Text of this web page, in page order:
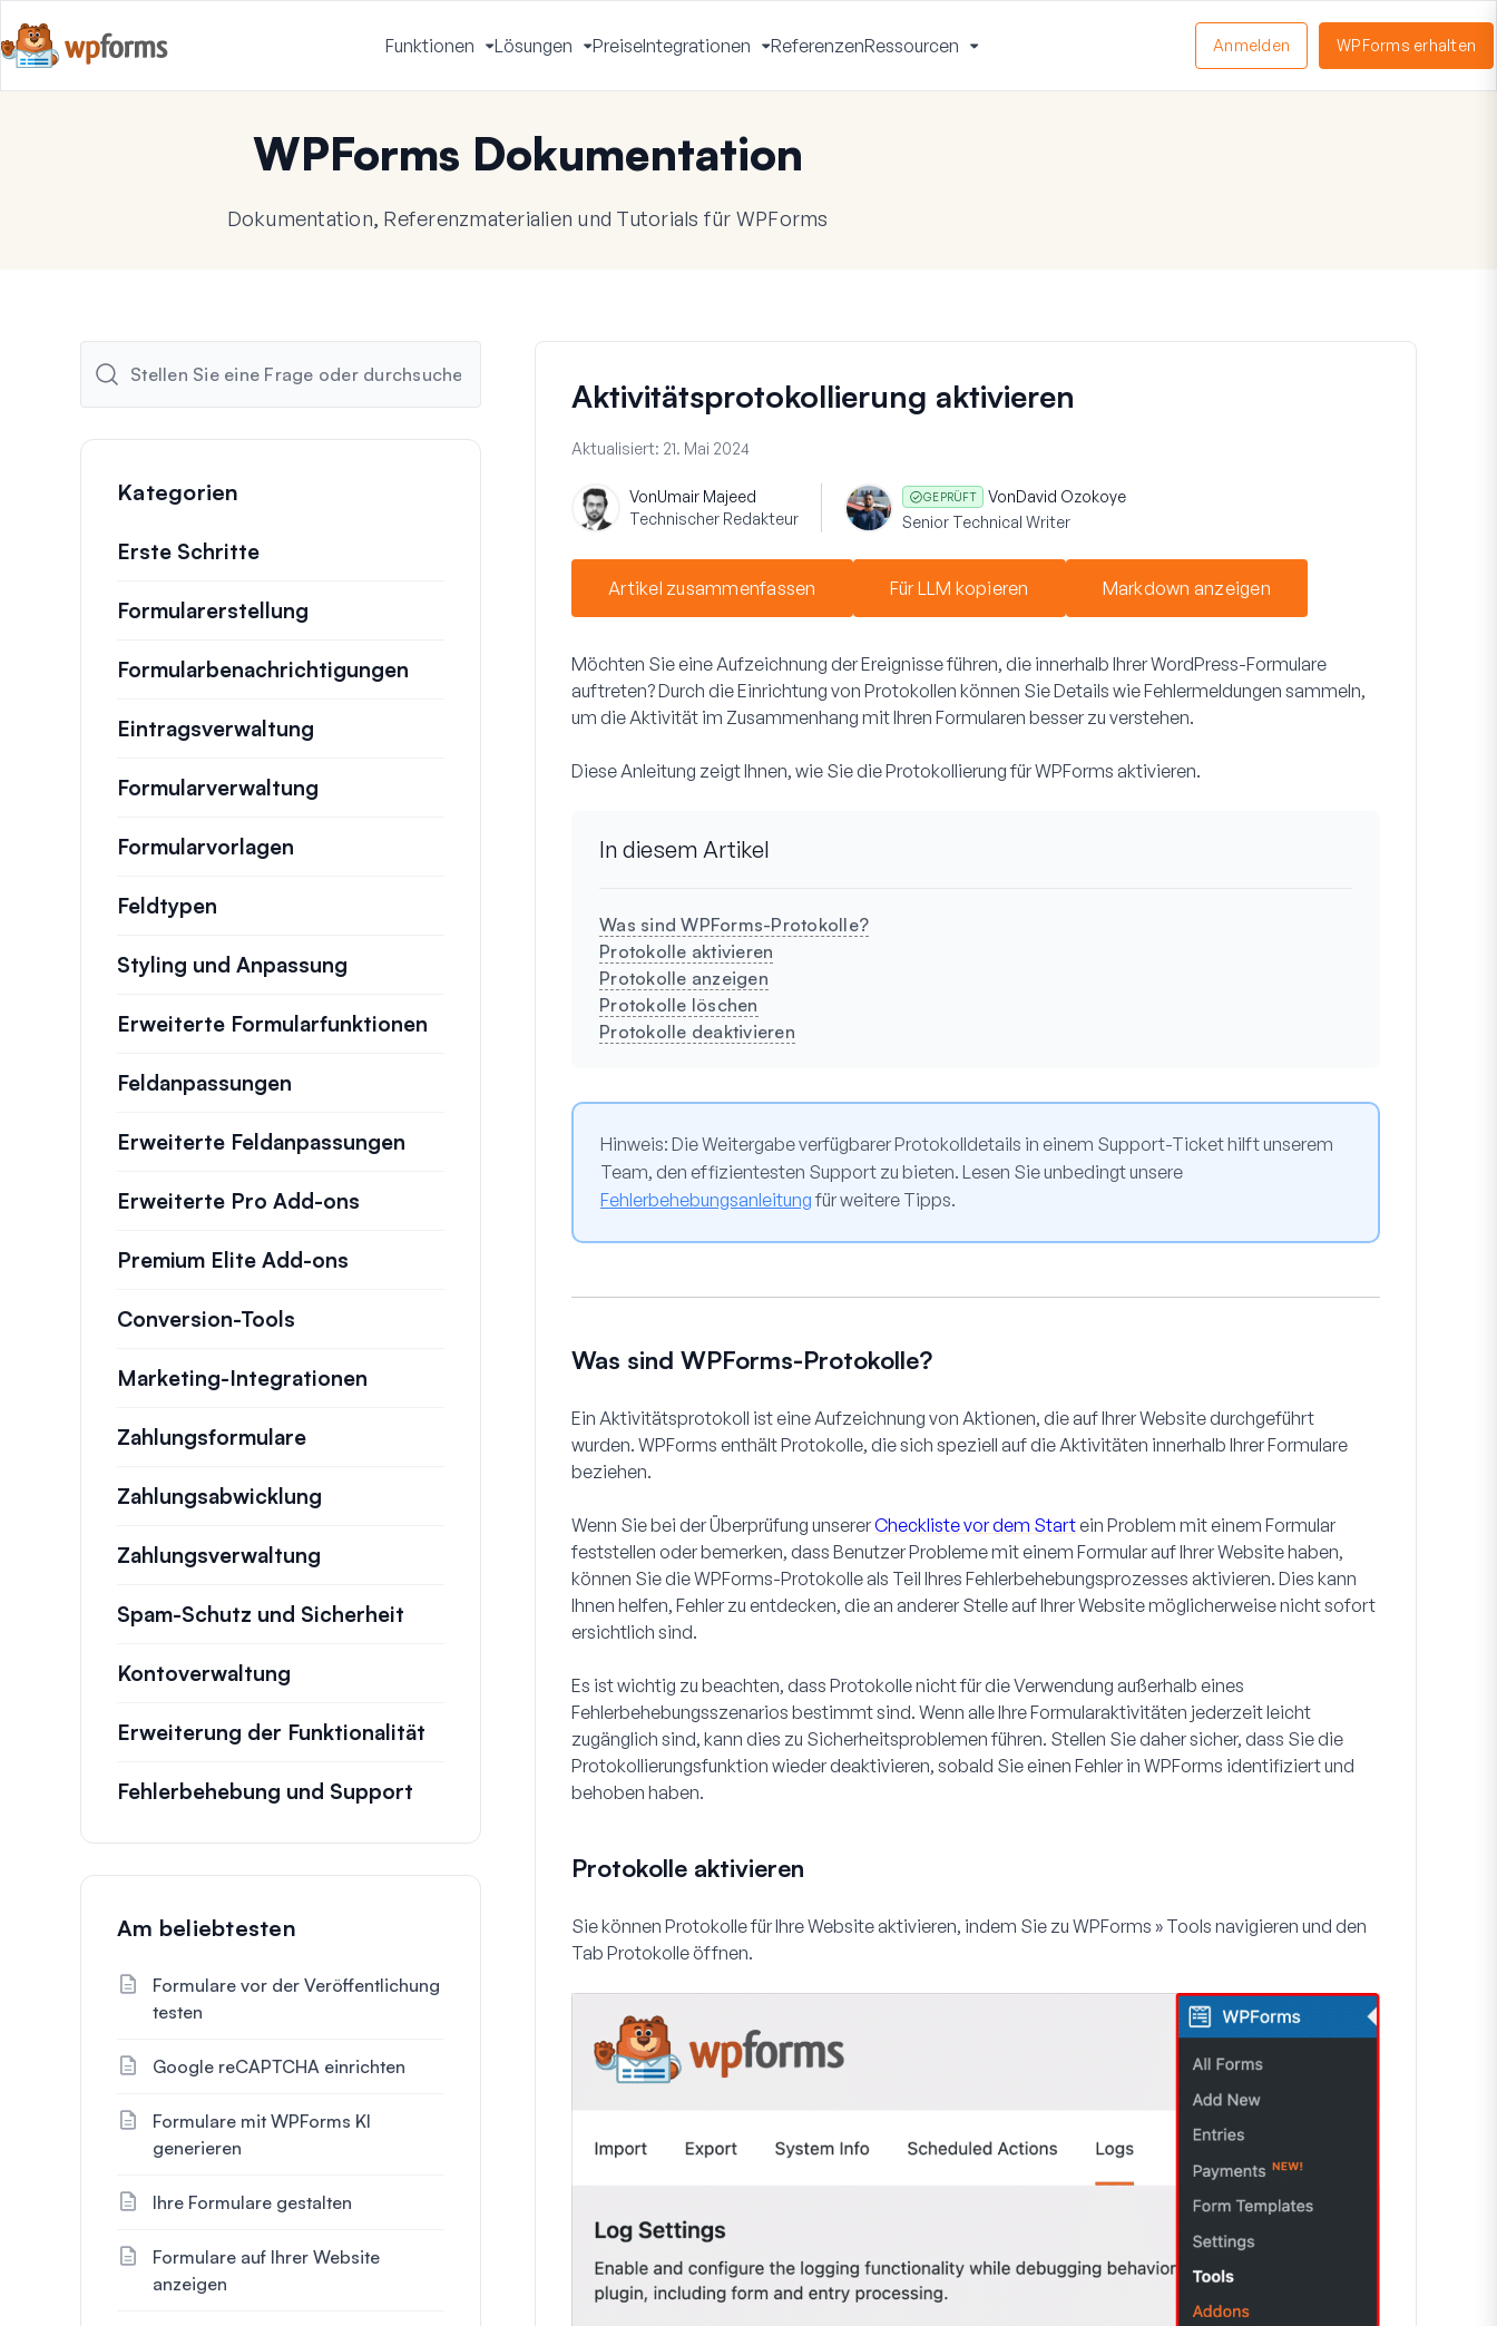
Funktionen
Menü
umschalten
Lösungen
Menü
umschalten
PreiseIntegrationen
Menü
umschalten
ReferenzenRessourcen
umschalten
Anmelden WPForms erhalten
WPForms Dokumentation
Dokumentation, Referenzmaterialien und Tutorials für WPForms
Aktivitätsprotokollierung aktivieren
Aktualisiert: 21. Mai 2024
VonUmair Majeed
Technischer Redakteur
GEPRÜFT VonDavid Ozokoye
Senior Technical Writer
Artikel zusammenfassen Für LLM kopieren Markdown anzeigen
Möchten Sie eine Aufzeichnung der Ereignisse führen, die innerhalb Ihrer WordPress-Formulare
auftreten? Durch die Einrichtung von Protokollen können Sie Details wie Fehlermeldungen sammeln,
um die Aktivität im Zusammenhang mit Ihren Formularen besser zu verstehen.
Diese Anleitung zeigt Ihnen, wie Sie die Protokollierung für WPForms aktivieren.
In diesem Artikel
Was sind WPForms-Protokolle?
Protokolle aktivieren
Protokolle anzeigen
Protokolle löschen
Protokolle deaktivieren
Hinweis: Die Weitergabe verfügbarer Protokolldetails in einem Support-Ticket hilft unserem
Team, den effizientesten Support zu bieten. Lesen Sie unbedingt unsere
Fehlerbehebungsanleitungfür weitere Tipps.
Was sind WPForms-Protokolle?
Ein Aktivitätsprotokoll ist eine Aufzeichnung von Aktionen, die auf Ihrer Website durchgeführt
wurden. WPForms enthält Protokolle, die sich speziell auf die Aktivitäten innerhalb Ihrer Formulare
beziehen.
Wenn Sie bei der Überprüfung unsererCheckliste vor dem Startein Problem mit einem Formular
feststellen oder bemerken, dass Benutzer Probleme mit einem Formular auf Ihrer Website haben,
können Sie die WPForms-Protokolle als Teil Ihres Fehlerbehebungsprozesses aktivieren. Dies kann
Ihnen helfen, Fehler zu entdecken, die an anderer Stelle auf Ihrer Website möglicherweise nicht sofort
ersichtlich sind.
Es ist wichtig zu beachten, dass Protokolle nicht für die Verwendung außerhalb eines
Fehlerbehebungsszenarios bestimmt sind. Wenn alle Ihre Formularaktivitäten jederzeit leicht
zugänglich sind, kann dies zu Sicherheitsproblemen führen. Stellen Sie daher sicher, dass Sie die
Protokollierungsfunktion wieder deaktivieren, sobald Sie einen Fehler in WPForms identifiziert und
behoben haben.
Protokolle aktivieren
Sie können Protokolle für Ihre Website aktivieren, indem Sie zu WPForms » Tools navigieren und den
Tab Protokolleöffnen.
Kategorien
Erste Schritte
Formularerstellung
Formularbenachrichtigungen
Eintragsverwaltung
Formularverwaltung
Formularvorlagen
Feldtypen
Styling und Anpassung
Erweiterte Formularfunktionen
Feldanpassungen
Erweiterte Feldanpassungen
Erweiterte Pro Add-ons
Premium Elite Add-ons
Conversion-Tools
Marketing-Integrationen
Zahlungsformulare
Zahlungsabwicklung
Zahlungsverwaltung
Spam-Schutz und Sicherheit
Kontoverwaltung
Erweiterung der Funktionalität
Fehlerbehebung und Support
Am beliebtesten
Formulare vor der Veröffentlichung
testen
Google reCAPTCHA einrichten
Formulare mit WPForms KI
generieren
Ihre Formulare gestalten
Formulare auf Ihrer Website
anzeigen